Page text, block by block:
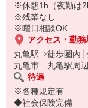
※休憩1h（夜勤は
※残業なし
※曜日相談OK
アクセス・勤務
丸亀駅⇒徒歩圏内│
丸亀市 丸亀駅周辺
待遇
※各種規定有
◆社会保険完備